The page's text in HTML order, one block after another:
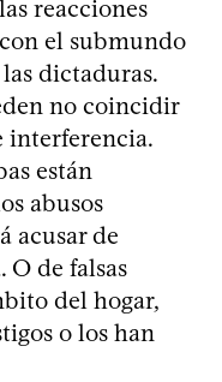
reacciones
con el submundo
dictaduras.
no coincidir
interferencia.
están
abusos
acusar de
de falsas
del hogar,
o los han